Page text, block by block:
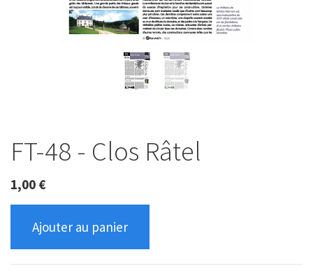
FT-48 - Clos Râtel
1,00 €
Ajouter au panier